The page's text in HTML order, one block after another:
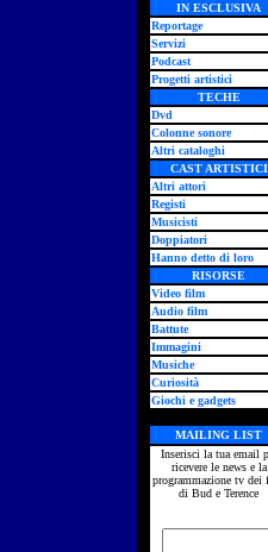
IN ESCLUSIVA
Reportage
Servizi
Podcast
Progetti artistici
TECHE
Dvd
Colonne sonore
Altri cataloghi
CAST ARTISTICI
Altri attori
Registi
Musicisti
Doppiatori
Hanno detto di loro
RISORSE
Video film
Audio film
Battute
Immagini
Musiche
Curiosità
Giochi e gadgets
MAILING LIST
Inserisci la tua email
ricevere le news e la
programmazione tv dei
di Bud e Terence